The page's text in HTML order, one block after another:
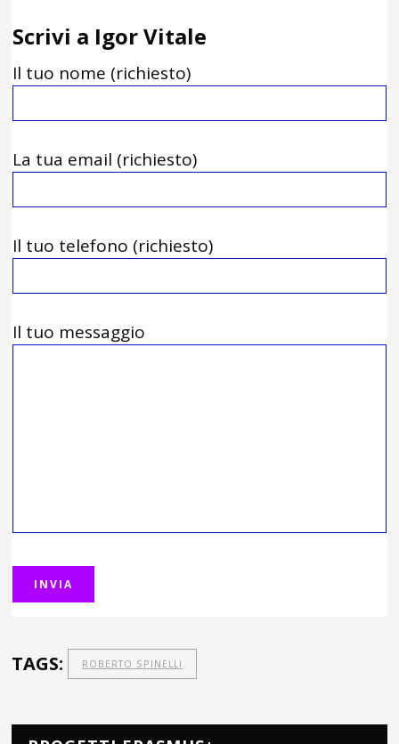
Scrivi a Igor Vitale
Il tuo nome (richiesto)
La tua email (richiesto)
Il tuo telefono (richiesto)
Il tuo messaggio
TAGS: ROBERTO SPINELLI